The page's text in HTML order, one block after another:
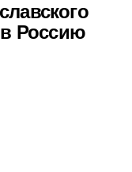
Россию